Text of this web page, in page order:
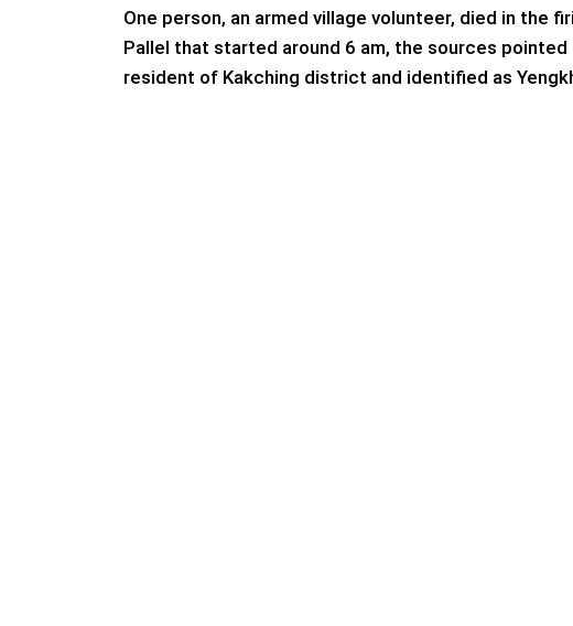
One person, an armed village volunteer, died in the
Pallel that started around 6 am, the sources
resident of Kakching district and identified as